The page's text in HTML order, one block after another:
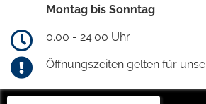
Montag bis Sonntag
0.00 - 24.00 Uhr
Öffnungszeiten gelten für